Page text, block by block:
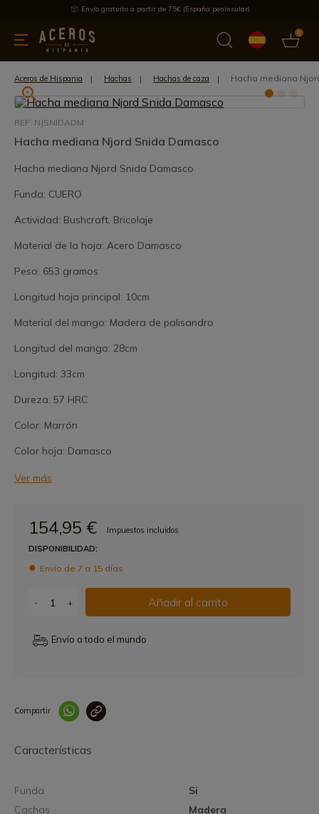
Envío gratuito a partir de 75€ (España peninsular)
0
menaje Ofertas Ultimas novedades Los más vendidos
Aceros de Hispania Hachas Hachas de caza Hacha mediana
REF: NJSNIDADM
Hacha mediana Njord Snida Damasco
Hacha mediana Njord Snida Damasco
Funda: CUERO
Actividad: Bushcraft, Bricolaje
Material de la hoja: Acero Damasco
Peso: 653 gramos
Longitud hoja principal: 10cm
Material del mango: Madera de palisandro
Longitud del mango: 28cm
Longitud: 33cm
Dureza: 57 HRC
Color: Marrón
Color hoja: Damasco
Ver más
154,95 €
Impuestos incluidos
DISPONIBILIDAD:
Envío de 7 a 15 días
- + Añadir al carrito
Envío a todo el mundo
Compartir
Características
Funda
Si
Cachas
Madera